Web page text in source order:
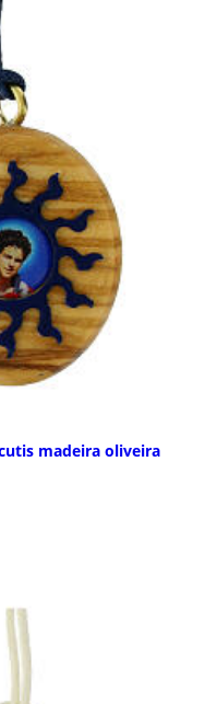
madeira oliveira